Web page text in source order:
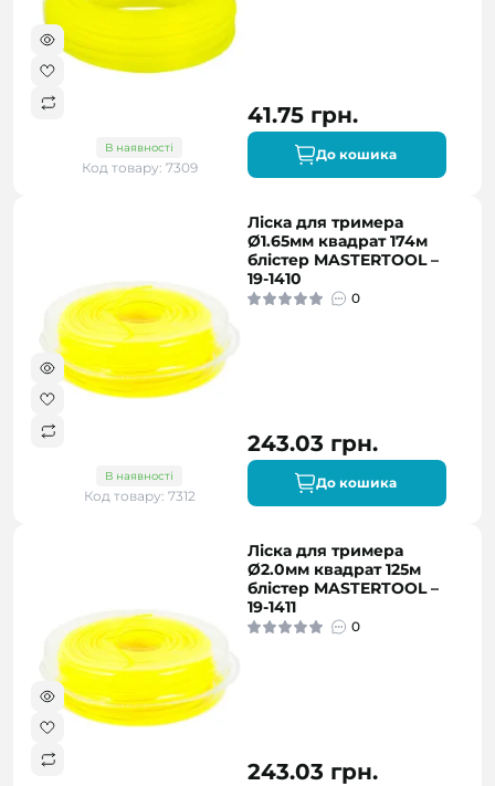
В наявності
Код товару: 7309
41.75 грн.
До кошика
В наявності
Код товару: 7312
Ліска для тримера
Ø1.65мм квадрат 174м
блістер MASTERTOOL –
19-1410
0
243.03 грн.
До кошика
Ліска для тримера
Ø2.0мм квадрат 125м
блістер MASTERTOOL –
19-1411
0
243.03 грн.